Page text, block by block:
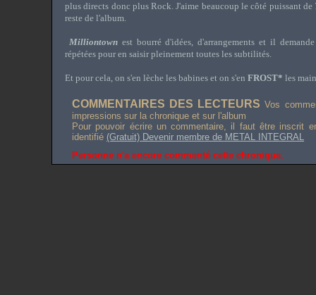
plus directs donc plus Rock. J'aime beaucoup le côté puissant de
reste de l'album.
Milliontownest bourré d'idées, d'arrangements et il
répétées pour en saisir pleinement toutes les subtilités.
Et pour cela, on s'en lèche les babines et on s'en FROST* les
COMMENTAIRES DES LECTEURS Vos
impressions sur la chronique et sur l'album
Pour pouvoir écrire un commentaire, il faut être inscrit
identifié (Gratuit) Devenir membre de METAL INTEGRAL
Personne n'a encore commenté cette chronique.